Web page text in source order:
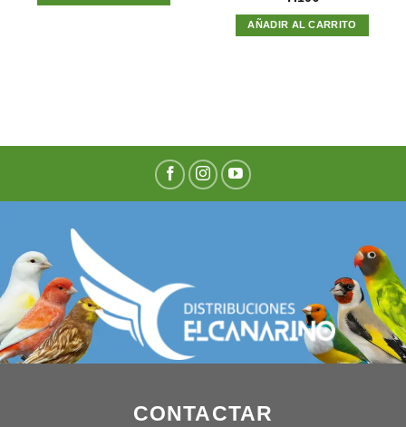
AÑADIR AL CARRITO
CONTACTAR